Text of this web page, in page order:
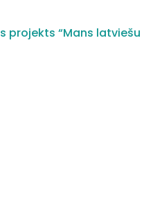
projekts “Mans latviešu